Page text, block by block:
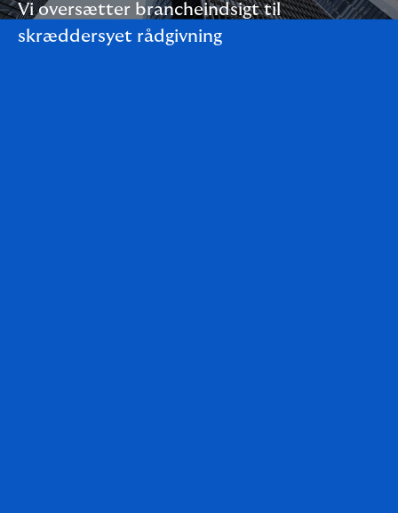
Vi oversætter brancheindsigt til
skræddersyet rådgivning